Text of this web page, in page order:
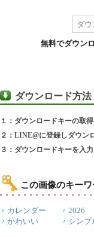
無料でダウン
ダウンロード方法
１：ダウンロードキーの取
２：LINE@に登録しダウン
３：ダウンロードキーを入
この画像のキーワ
カレンダー 2026
かわいい
シンプ